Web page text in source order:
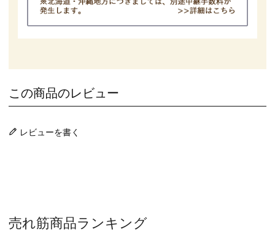
この商品のレビュー
レビューを書く
売れ筋商品ランキング